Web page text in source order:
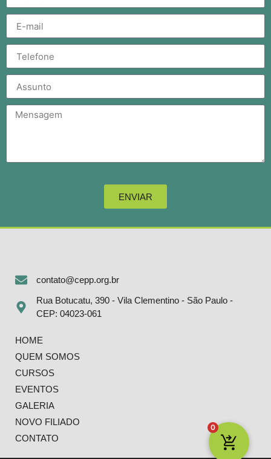
ENVIAR
contato@cepp.org.br
Rua Botucatu, 390 - Vila Clementino - São Paulo -
CEP: 04023-061
HOME
QUEM SOMOS
CURSOS
EVENTOS
GALERIA
NOVO FILIADO
CONTATO
0